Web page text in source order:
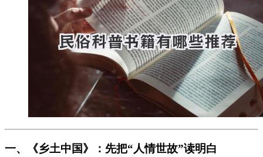
一、《乡土中国》：先把“人情世故”读明白